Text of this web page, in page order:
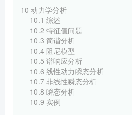
10 动力学分析
10.1 综述
10.2 特征值问题
10.3 简谐分析
10.4 阻尼模型
10.5 谱响应分析
10.6 线性动力瞬态分析
10.7 非线性瞬态分析
10.8 瞬态分析
10.9 实例